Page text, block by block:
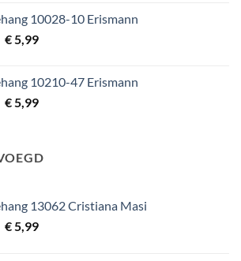
€ 29,95.€ 5,99.
10028-10 Erismann
Oorspronkelijke
€ 29,95.
€5,99Huidige
€ 5,99.
10210-47 Erismann
Oorspronkelijke
€ 34,95.
€5,99Huidige
€ 5,99.
13062 Cristiana Masi
Oorspronkelijke
€5,99Huidige